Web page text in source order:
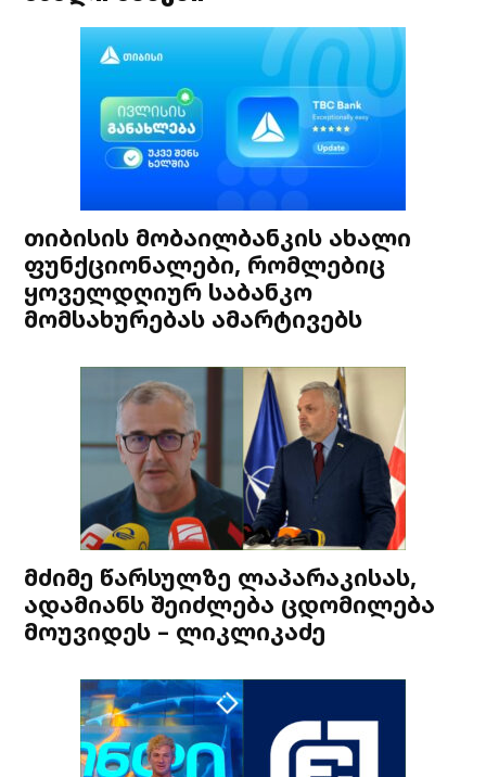
თიბისის მობაილბანკის ახალი
ფუნქციონალები, რომლებიც
ყოველდღიურ საბანკო
მომსახურებას ამარტივებს
მძიმე წარსულზე ლაპარაკისას,
ადამიანს შეიძლება ცდომილება
მოუვიდეს – ლიკლიკაძე